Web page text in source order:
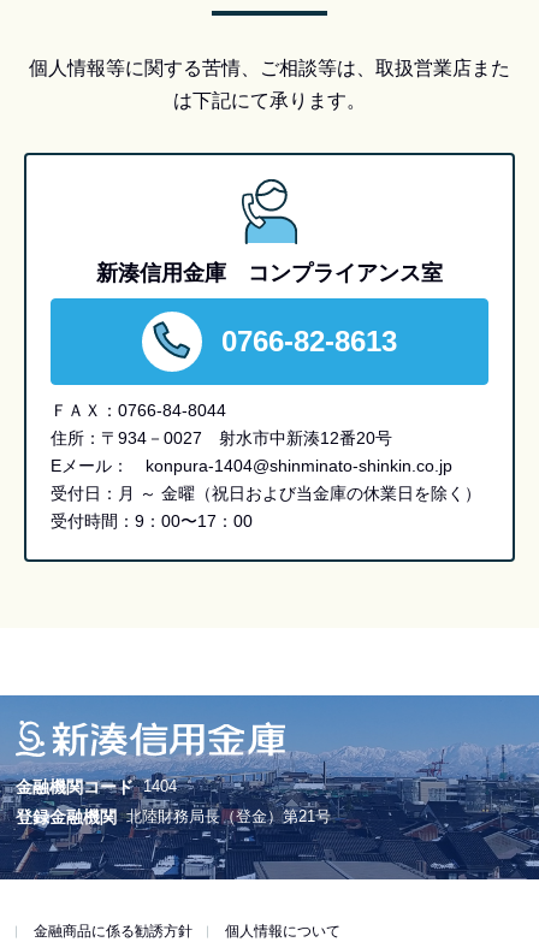
個人情報等に関する苦情、ご相談等は、取扱営業店また
は下記にて承ります。
新湊信用金庫 コンプライアンス室
0766-82-8613
ＦＡＸ：0766-84-8044
住所：〒934－0027 射水市中新湊12番20号
Eメール： konpura-1404@shinminato-shinkin.co.jp
受付日：月 ～ 金曜（祝日および当金庫の休業日を除く）
受付時間：9：00〜17：00
金融機関コード 1404
登録金融機関 北陸財務局長（登金）第21号
金融商品に係る勧誘方針 個人情報について